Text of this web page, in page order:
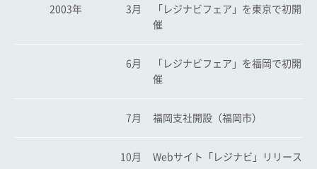
2003年 3月
「レジナビフェア」を東京で初開
催
6月
「レジナビフェア」を福岡で初開
催
7月 福岡支社開設（福岡市）
10月 Webサイト「レジナビ」リリース